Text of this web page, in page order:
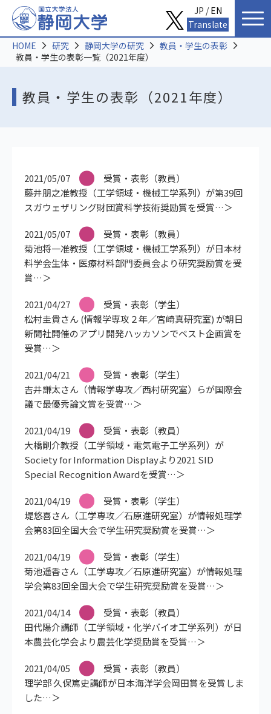
教員・学生の表彰（2021年度）
HOME 研究 静岡大学の研究
教員・学生の表彰
教員・学生の表彰一覧（2021年度）
2021/05/07
受賞・表彰（教員）
藤井朋之准教授（工学領域・機械工学系列）が第39回
スガウェザリング財団賞科学技術奨励賞を受賞
2021/05/07
受賞・表彰（教員）
菊池将一准教授（工学領域・機械工学系列）が日本材
料学会生体・医療材料部門委員会より研究奨励賞を受
賞
2021/04/27
受賞・表彰（学生）
松村圭貴さん (情報学専攻２年／宮崎真研究室) が朝日
新聞社開催のアプリ開発ハッカソンでベスト企画賞を
受賞
2021/04/21
受賞・表彰（学生）
吉井謙太さん（情報学専攻／西村研究室）らが国際会
議で最優秀論文賞を受賞
2021/04/19
受賞・表彰（教員）
大橋剛介教授（工学領域・電気電子工学系列）が
Society for Information Displayより2021 SID
Special Recognition Awardを受賞
2021/04/19
受賞・表彰（学生）
堤悠喜さん（工学専攻／石原進研究室）が情報処理学
会第83回全国大会で学生研究奨励賞を受賞
2021/04/19
受賞・表彰（学生）
菊池遥香さん（工学専攻／石原進研究室）が情報処理
学会第83回全国大会で学生研究奨励賞を受賞
2021/04/14
受賞・表彰（教員）
田代陽介講師（工学領域・化学バイオ工学系列）が日
本農芸化学会より農芸化学奨励賞を受賞
2021/04/05
受賞・表彰（教員）
理学部 久保篤史講師が日本海洋学会岡田賞を受賞しま
した
JP /EN
Translate